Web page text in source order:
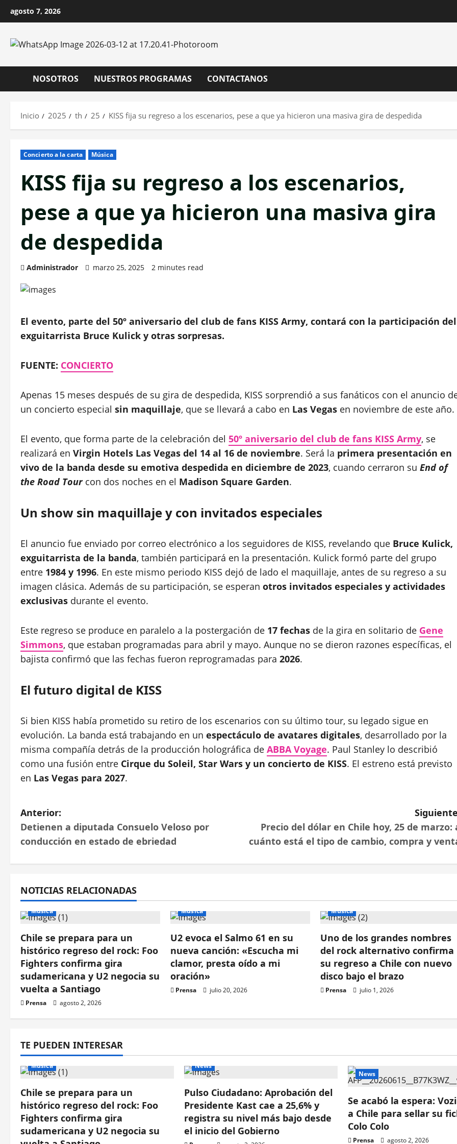
agosto 7, 2026
NOSOTROS NUESTROS PROGRAMAS CONTACTANOS
Inicio 2025 th 25 KISS fija su regreso a los escenarios, pese a que ya hicieron una masiva gira de despedida
Concierto a la carta Música
KISS fija su regreso a los escenarios,
pese a que ya hicieron una masiva gira
de despedida
Administrador marzo 25, 2025 2 minutes read
El evento, parte del 50º aniversario del club de fans KISS Army, contará con la participación del
exguitarrista Bruce Kulick y otras sorpresas.
FUENTE: CONCIERTO
Apenas 15 meses después de su gira de despedida, KISS sorprendió a sus fanáticos con el anuncio
un concierto especial sin maquillaje, que se llevará a cabo en Las Vegas en noviembre de este año.
El evento, que forma parte de la celebración del 50º aniversario del club de fans KISS Army, se
realizará en Virgin Hotels Las Vegas del 14 al 16 de noviembre. Será la primera presentación en
vivo de la banda desde su emotiva despedida en diciembre de 2023, cuando cerraron su End of
the Road Tourcon dos noches en el Madison Square Garden.
Un show sin maquillaje y con invitados especiales
El anuncio fue enviado por correo electrónico a los seguidores de KISS, revelando que Bruce Kulick,
exguitarrista de la banda, también participará en la presentación. Kulick formó parte del grupo
entre 1984 y 1996. En este mismo periodo KISS dejó de lado el maquillaje, antes de su regreso a su
imagen clásica. Además de su participación, se esperan otros invitados especiales y actividades
exclusivas durante el evento.
Este regreso se produce en paralelo a la postergación de 17 fechas de la gira en solitario de Gene
Simmons, que estaban programadas para abril y mayo. Aunque no se dieron razones específicas, el
bajista confirmó que las fechas fueron reprogramadas para 2026.
El futuro digital de KISS
Si bien KISS había prometido su retiro de los escenarios con su último tour, su legado sigue en
evolución. La banda está trabajando en un espectáculo de avatares digitales, desarrollado por la
misma compañía detrás de la producción holográfica de ABBA Voyage. Paul Stanley lo describió
como una fusión entre Cirque du Soleil, Star Wars y un concierto de KISS. El estreno está previsto
en Las Vegas para 2027.
N
a
v
g
a
c
i
ó
n
e
e
n
t
r
Anterior:
Detienen a diputada Consuelo Veloso por
conducción en estado de ebriedad
Precio del dólar en Chile hoy, 25 de marzo:
cuánto está el tipo de cambio, compra y
NOTICIAS RELACIONADAS
Música
Chile se prepara para un
histórico regreso del rock: Foo
Fighters confirma gira
sudamericana y U2 negocia su
vuelta a Santiago
Prensa agosto 2, 2026
Música
U2 evoca el Salmo 61 en su
nueva canción: «Escucha mi
clamor, presta oído a mi
oración»
Prensa julio 20, 2026
Música
Uno de los grandes nombres
del rock alternativo confirma
su regreso a Chile con nuevo
disco bajo el brazo
Prensa julio 1, 2026
TE PUEDEN INTERESAR
Música
Chile se prepara para un
histórico regreso del rock: Foo
Fighters confirma gira
sudamericana y U2 negocia su
News
Pulso Ciudadano: Aprobación del
Presidente Kast cae a 25,6% y
registra su nivel más bajo desde
el inicio del Gobierno
News
Se acabó la espera:
a Chile para sellar su
Colo Colo
Prensa agosto 2, 2026